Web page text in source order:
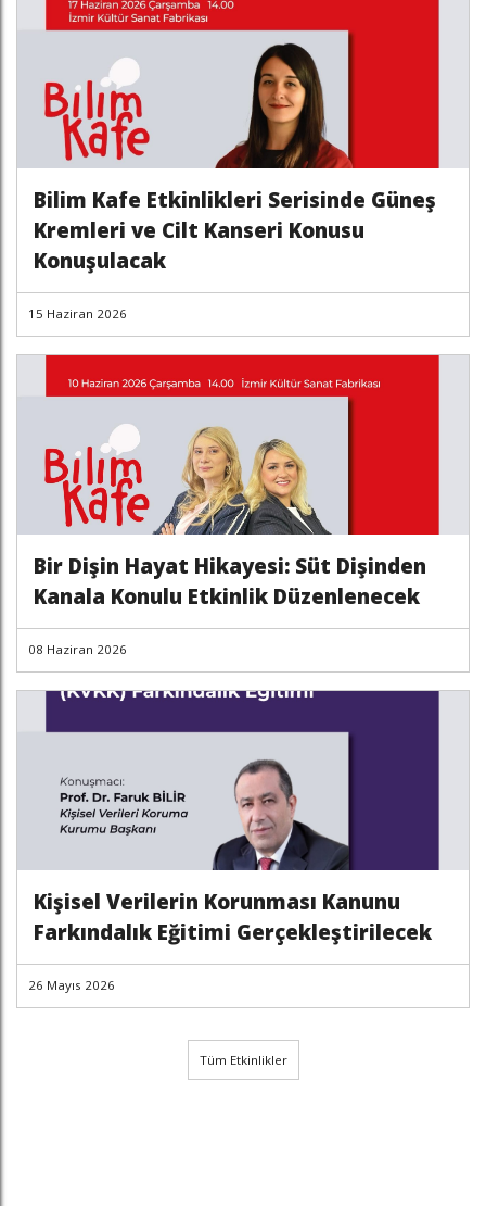
Bilim Kafe Etkinlikleri Serisinde Güneş
Kremleri ve Cilt Kanseri Konusu
Konuşulacak
15 Haziran 2026
Bir Dişin Hayat Hikayesi: Süt Dişinden
Kanala Konulu Etkinlik Düzenlenecek
08 Haziran 2026
Kişisel Verilerin Korunması Kanunu
Farkındalık Eğitimi Gerçekleştirilecek
26 Mayıs 2026
Tüm Etkinlikler